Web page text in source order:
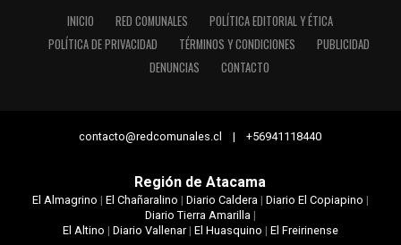
INICIO RED COMUNALES
POLÍTICA EDITORIAL Y ÉTICA
POLÍTICA DE PRIVACIDAD
TÉRMINOS Y CONDICIONES
PUBLICIDAD
DENUNCIAS
CONTACTO
contacto@redcomunales.cl | +56941118440
Región de Atacama
El Almagrino | El Chañaralino | Diario Caldera| Diario El Copiapino |
Diario Tierra Amarilla|
El Altino | Diario Vallenar| El Huasquino | El Freirinense